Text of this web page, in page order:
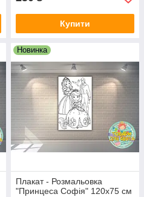
Купити
Новинка
Плакат - Розмальовка
"Принцеса Софія" 120х75 см